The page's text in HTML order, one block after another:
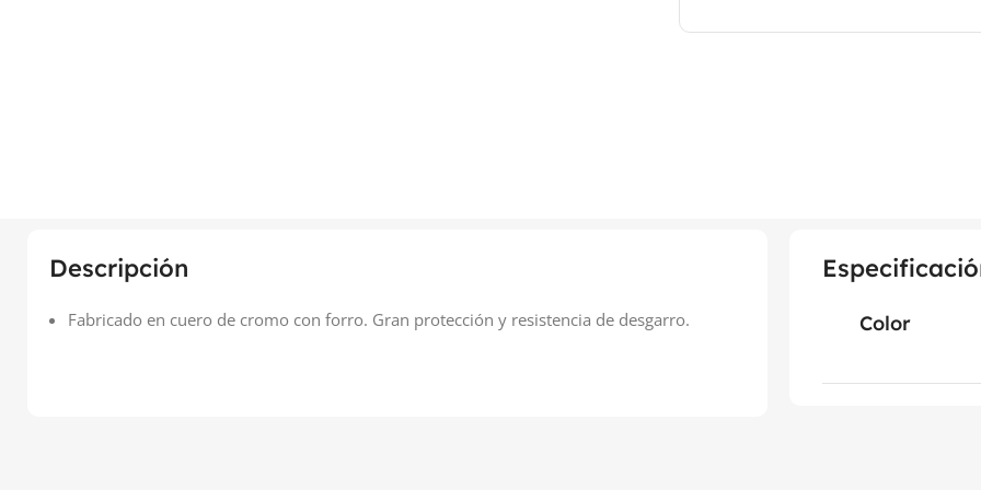
Descripción
Fabricado en cuero de cromo con forro. Gran protección y resistencia de desgarro. Color